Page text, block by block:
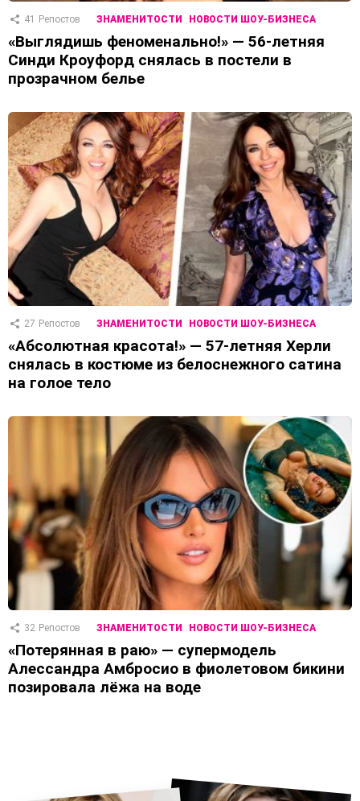
41 Репостов ЗНАМЕНИТОСТИ НОВОСТИ ШОУ-БИЗНЕСА
«Выглядишь феноменально!» — 56-летняя
Синди Кроуфорд снялась в постели в
прозрачном белье
27 Репостов ЗНАМЕНИТОСТИ НОВОСТИ ШОУ-БИЗНЕСА
«Абсолютная красота!» — 57-летняя Херли
снялась в костюме из белоснежного сатина
на голое тело
32 Репостов ЗНАМЕНИТОСТИ НОВОСТИ ШОУ-БИЗНЕСА
«Потерянная в раю» — супермодель
Алессандра Амбросио в фиолетовом бикини
позировала лёжа на воде